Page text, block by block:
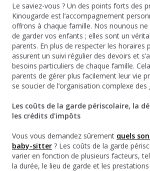
Le saviez-vous ? Un des points forts des
Kinougarde est l’accompagnement
offrons à chaque famille. Nos nounous
de garder vos enfants ; elles sont un
parents. En plus de respecter les horaires
assurent un suivi régulier des devoirs et
besoins particuliers de chaque famille.
parents de gérer plus facilement leur vie
se soucier de l’organisation complexe des
Les coûts de la garde périscolaire, la
les crédits d'impôts
Vous vous demandez sûrement quels
baby-sitter ? Les coûts de la garde
varier en fonction de plusieurs facteurs,
la durée, le lieu de garde et les